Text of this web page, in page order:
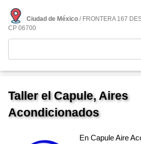
Ciudad de México / FRONTERA 167
CP 06700
Taller el Capule, Aires
Acondicionados
En Capule Aire